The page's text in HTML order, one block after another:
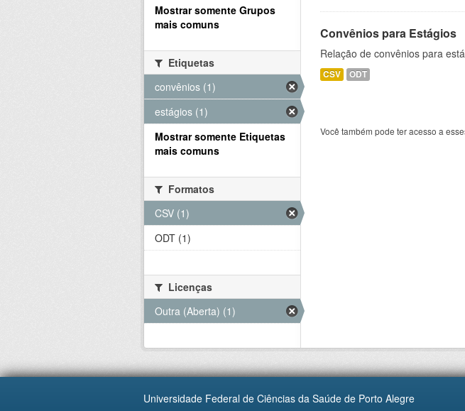
Convênios para Estágios
Relação de convênios para
CSV ODT
Você também pode ter acesso a
Mostrar somente Grupos
mais comuns
Etiquetas
convênios (1)
estágios (1)
Mostrar somente Etiquetas
mais comuns
Formatos
CSV (1)
ODT (1)
Licenças
Outra (Aberta) (1)
Universidade Federal de Ciências da Saúde de Porto Alegre